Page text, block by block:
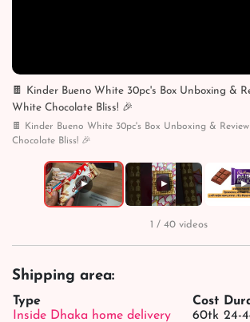
🍫 Kinder Bueno White 30pc's Box Unboxing &
White Chocolate Bliss! 🎉
🍫 Kinder Bueno White 30pc's Box Unboxing &
Chocolate Bliss! 🎉
▶ ▶ ▶
1 / 40 videos
Shipping area:
Type Cost
Inside Dhaka home delivery
60tk 24-